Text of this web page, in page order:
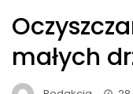
małych